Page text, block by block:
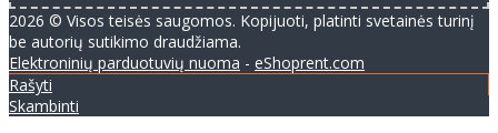
2026 © Visos teisės saugomos. Kopijuoti, platinti svetainės turinį
be autorių sutikimo draudžiama.
Elektroninių parduotuvių nuoma - eShoprent.com
Rašyti
Skambinti